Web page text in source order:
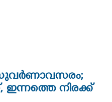
ഇന്നത്തെ നിരക്ക്